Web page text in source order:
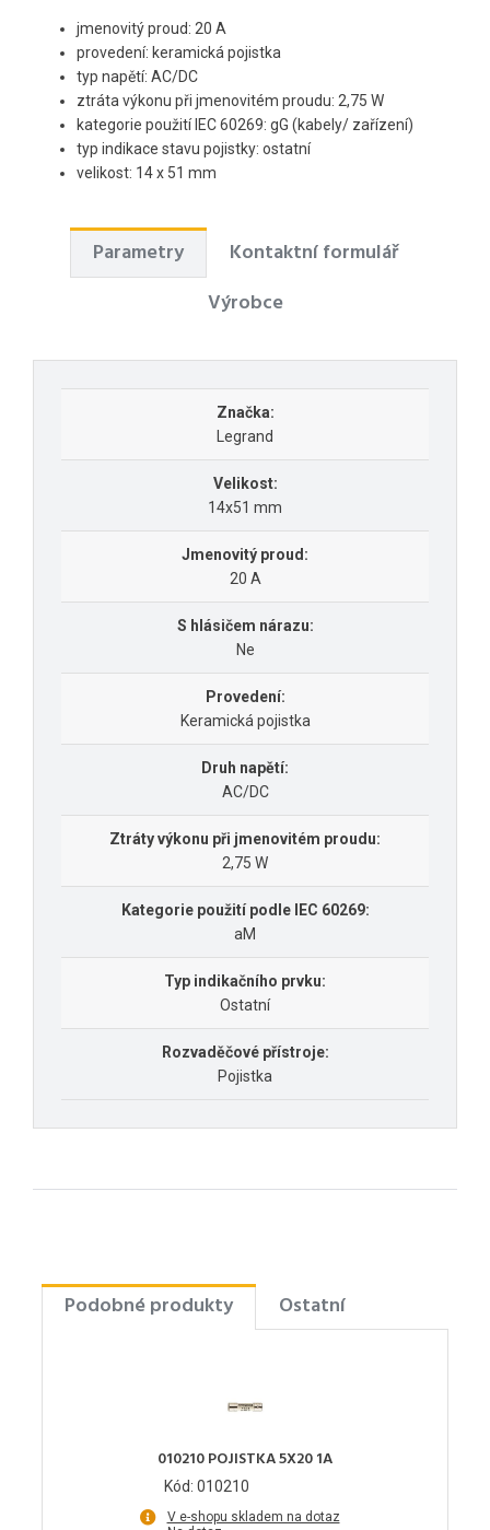
jmenovitý proud: 20 A
provedení: keramická pojistka
typ napětí: AC/DC
ztráta výkonu při jmenovitém proudu: 2,75 W
kategorie použití IEC 60269: gG (kabely/ zařízení)
typ indikace stavu pojistky: ostatní
velikost: 14 x 51 mm
Parametry
Kontaktní formulář
Výrobce
Značka:
Legrand
Velikost:
14x51 mm
Jmenovitý proud:
20 A
S hlásičem nárazu:
Ne
Provedení:
Keramická pojistka
Druh napětí:
AC/DC
Ztráty výkonu při jmenovitém proudu:
2,75 W
Kategorie použití podle IEC 60269:
aM
Typ indikačního prvku:
Ostatní
Rozvaděčové přístroje:
Pojistka
Podobné produkty Ostatní
010210 POJISTKA 5X20 1A
Kód: 010210
V e-shopu skladem na dotaz